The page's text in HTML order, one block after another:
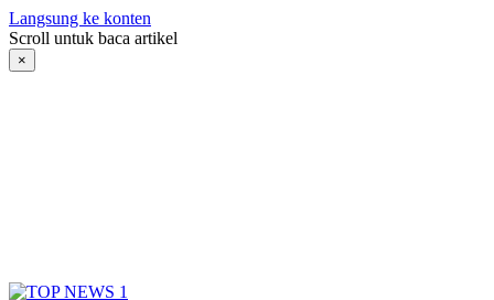
Langsung ke konten
Scroll untuk baca artikel
×